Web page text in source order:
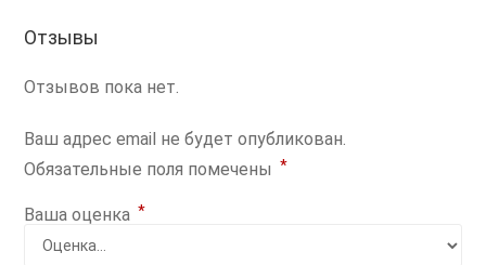
Отзывы
Отзывов пока нет.
Ваш адрес email не будет опубликован.
Обязательные поля помечены *
Ваша оценка *